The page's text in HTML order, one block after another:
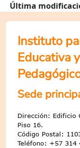
Última
Instituto
Educativa
Sede
Dirección: Edificio
Piso 16.
Código Postal:
Teléfono: +57 314